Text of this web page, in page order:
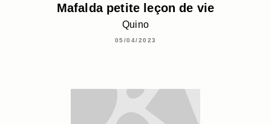
Mafalda petite leçon de vie
Quino
05/04/2023